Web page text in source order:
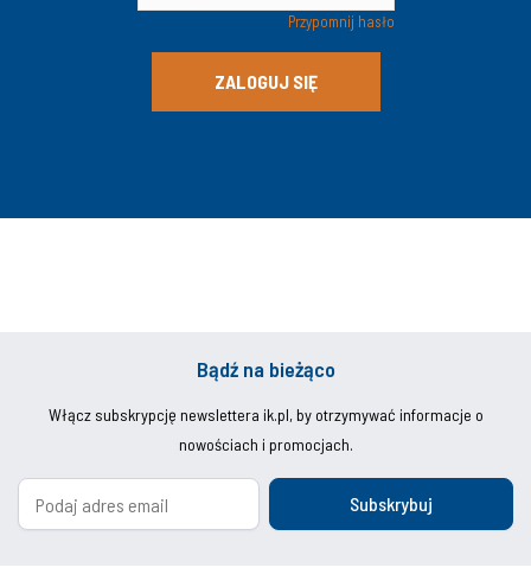
Przypomnij hasło
ZALOGUJ SIĘ
Bądź na bieżąco
Włącz subskrypcję newslettera ik.pl, by otrzymywać informacje o
nowościach i promocjach.
Subskrybuj